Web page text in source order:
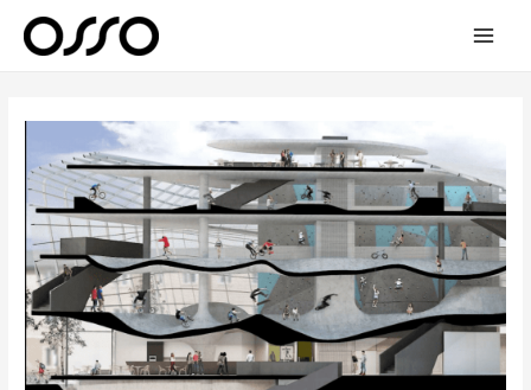
entradas